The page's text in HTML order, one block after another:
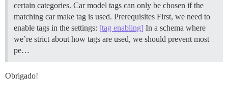
certain categories. Car model tags can only be chosen if the
matching car make tag is used. Prerequisites First, we need to
enable tags in the settings: [tag enabling] In a schema where
we’re strict about how tags are used, we should prevent most
pe…
Obrigado!